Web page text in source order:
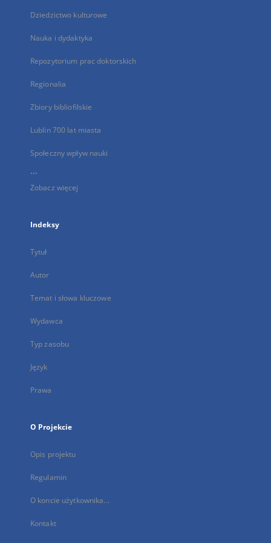
Dziedzictwo kulturowe
Nauka i dydaktyka
Repozytorium prac doktorskich
Regionalia
Zbiory bibliofilskie
Lublin 700 lat miasta
Społeczny wpływ nauki
...
Zobacz więcej
Indeksy
Tytuł
Autor
Temat i słowa kluczowe
Wydawca
Typ zasobu
Język
Prawa
O Projekcie
Opis projektu
Regulamin
O koncie użytkownika...
Kontakt